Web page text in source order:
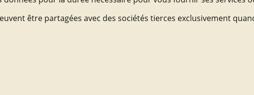
être partagées avec des sociétés tierces exclusivement